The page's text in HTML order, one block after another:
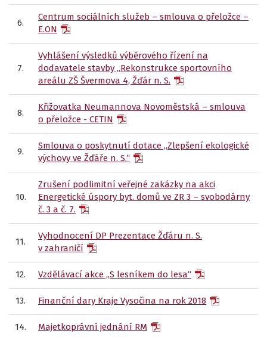
6.
Centrum sociálních služeb – smlouva o přeložce –
E.ON
7.
Vyhlášení výsledků výběrového řízení na
dodavatele stavby „Rekonstrukce sportovního
areálu ZŠ Švermova 4, Žďár n. S.
8.
Křižovatka Neumannova Novoměstská – smlouva
o přeložce - CETIN
9.
Smlouva o poskytnutí dotace „Zlepšení ekologické
výchovy ve Žďáře n. S.“
10.
Zrušení podlimitní veřejné zakázky na akci
Energetické úspory byt. domů ve ZR 3 – svobodárny
č. 3 a č. 7.
11.
Vyhodnocení DP Prezentace Žďáru n. S.
v zahraničí
12. Vzdělávací akce „S lesníkem do lesa“
13. Finanční dary Kraje Vysočina na rok 2018
14. Majetkoprávní jednání RM